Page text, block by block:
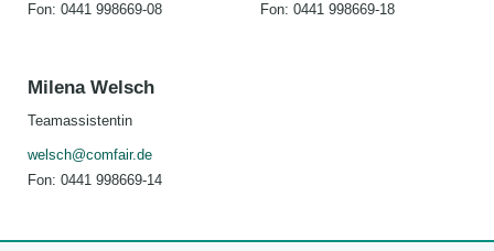
Fon: 0441 998669-08
Fon: 0441 998669-18
Milena Welsch
Teamassistentin
welsch@comfair.de
Fon: 0441 998669-14